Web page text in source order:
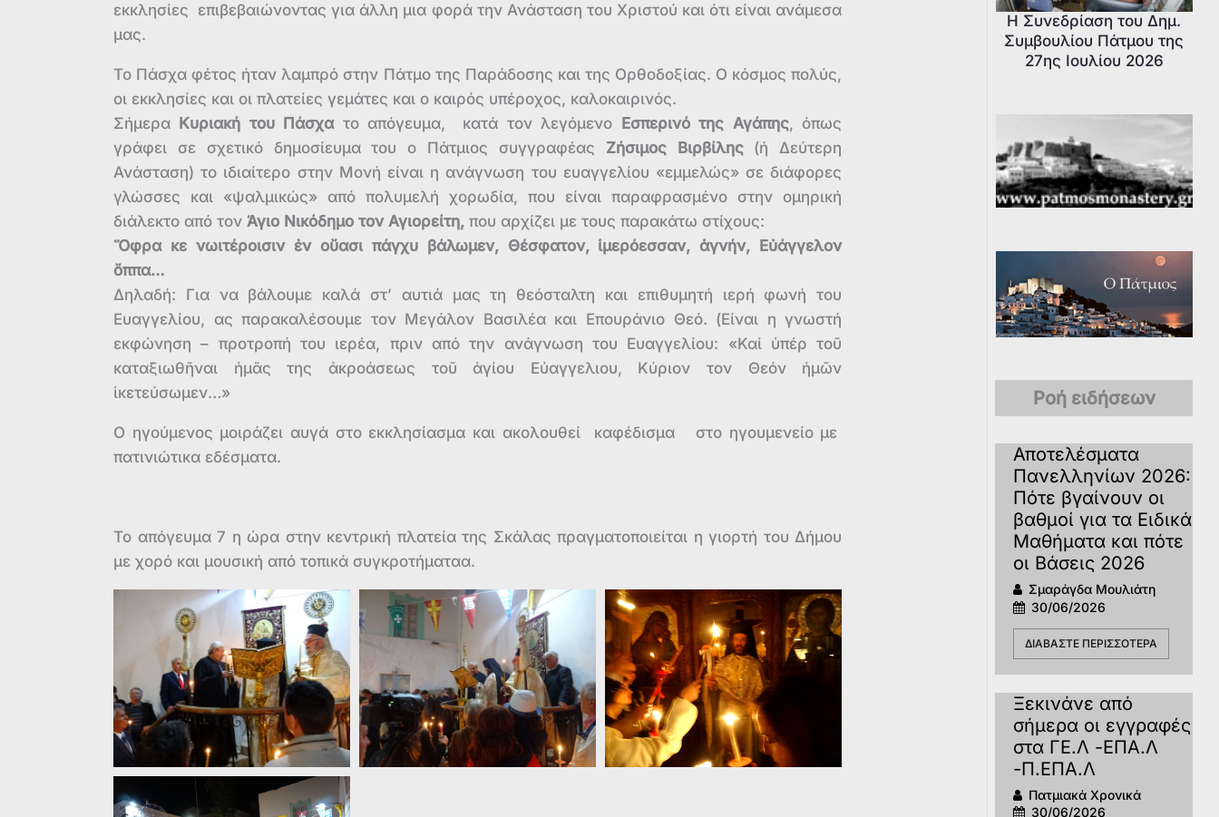
εκκλησίες επιβεβαιώνοντας για άλλη μια φορά την Ανάσταση του Χριστού και ότι είναι ανάμεσα
μας.
Το Πάσχα φέτος ήταν λαμπρό στην Πάτμο της Παράδοσης και της Ορθοδοξίας. Ο κόσμος πολύς,
οι εκκλησίες και οι πλατείες γεμάτες και ο καιρός υπέροχος, καλοκαιρινός.
Σήμερα
Κυριακή του Πάσχατο απόγευμα, κατά τον λεγόμενο Εσπερινό της Αγάπης, όπως
γράφει σε σχετικό δημοσίευμα του ο Πάτμιος συγγραφέας Ζήσιμος Βιρβίλης(ή Δεύτερη
Ανάσταση) το ιδιαίτερο στην Μονή είναι η ανάγνωση του ευαγγελίου «εμμελώς» σε διάφορες
γλώσσες και «ψαλμικώς» από πολυμελή χορωδία, που είναι παραφρασμένο στην ομηρική
διάλεκτο από τον Άγιο Νικόδημο τον Αγιορείτη, που αρχίζει με τους παρακάτω στίχους:
Ὅφρα κε νωιτέροισιν ἐν οὔασι πάγχυ βάλωμεν, Θέσφατον, ἱμερόεσσαν, ἁγνήν, Εὐάγγελον
ὄππα…
Δηλαδή: Για να βάλουμε καλά στ’ αυτιά μας τη θεόσταλτη και επιθυμητή ιερή φωνή του
Ευαγγελίου, ας παρακαλέσουμε τον Μεγάλον Βασιλέα και Επουράνιο Θεό. (Είναι η γνωστή
εκφώνηση – προτροπή του ιερέα, πριν από την ανάγνωση του Ευαγγελίου: «Καί ὑπέρ τοῦ
καταξιωθῆναι ἡμᾶς της ἀκροάσεως τοῦ ἁγίου Εὐαγγελιου, Κύριον τον Θεόν ἡμῶν
ἱκετεύσωμεν…»
Ο ηγούμενος μοιράζει αυγά στο εκκλησίασμα και ακολουθεί καφέδισμα στο ηγουμενείο με
πατινιώτικα εδέσματα.
Το απόγευμα 7 η ώρα στην κεντρική πλατεία της Σκάλας πραγματοποιείται η γιορτή του Δήμου
με χορό και μουσική από τοπικά συγκροτήματαα.
Η Συνεδρίαση του Δημ.
Συμβουλίου Πάτμου της
27ης Ιουλίου 2026
Ροή ειδήσεων
Αποτελέσματα
Πανελληνίων 2026:
Πότε βγαίνουν οι
βαθμοί για τα Ειδικά
Μαθήματα και πότε
οι Βάσεις 2026
Σμαράγδα Μουλιάτη
30/06/2026
ΔΙΑΒΆΣΤΕ ΠΕΡΙΣΣΌΤΕΡΑ
Ξεκινάνε από
σήμερα οι εγγραφές
στα ΓΕ.Λ -ΕΠΑ.Λ
-Π.ΕΠΑ.Λ
Πατμιακά Χρονικά
30/06/2026